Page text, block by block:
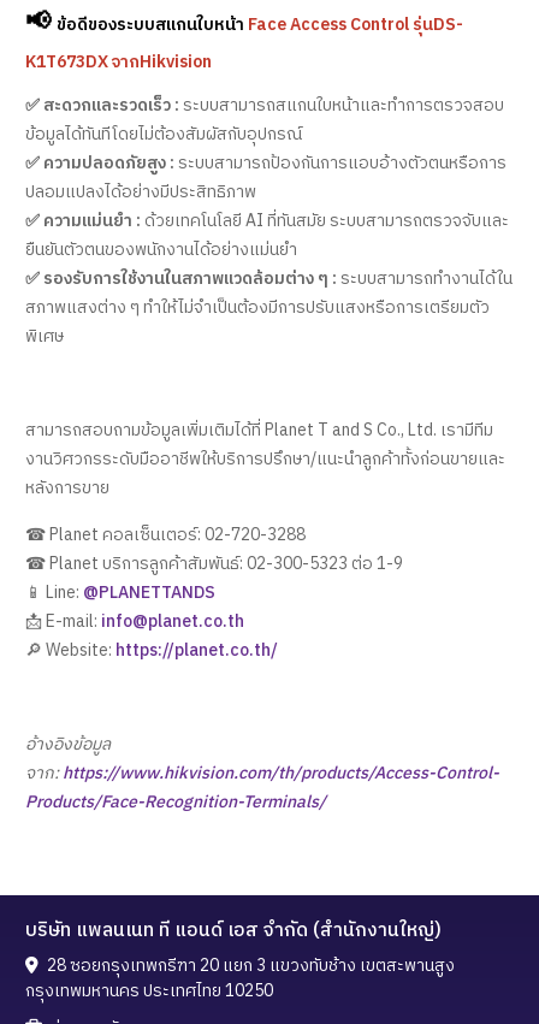
📢 ข้อดีของระบบสแกนใบหน้า Face Access Control รุ่นDS-
K1T673DX จากHikvision
✅ สะดวกและรวดเร็ว :ระบบสามารถสแกนใบหน้าและทำการตรวจสอบ
ข้อมูลได้ทันทีโดยไม่ต้องสัมผัสกับอุปกรณ์
✅ ความปลอดภัยสูง :ระบบสามารถป้องกันการแอบอ้างตัวตนหรือการ
ปลอมแปลงได้อย่างมีประสิทธิภาพ
✅ ความแม่นยำ : ด้วยเทคโนโลยี AI ที่ทันสมัย ระบบสามารถตรวจจับและ
ยืนยันตัวตนของพนักงานได้อย่างแม่นยำ
✅ รองรับการใช้งานในสภาพแวดล้อมต่าง ๆ :ระบบสามารถทำงานได้ใน
สภาพแสงต่าง ๆ ทำให้ไม่จำเป็นต้องมีการปรับแสงหรือการเตรียมตัว
พิเศษ
สามารถสอบถามข้อมูลเพิ่มเติมได้ที่ Planet T and S Co., Ltd. เรามีทีม
งานวิศวกรระดับมืออาชีพให้บริการปรึกษา/แนะนำลูกค้าทั้งก่อนขายและ
หลังการขาย
☎ Planet คอลเซ็นเตอร์: 02-720-3288
☎ Planet บริการลูกค้าสัมพันธ์: 02-300-5323 ต่อ 1-9
📱 Line: @PLANETTANDS
📩 E-mail: info@planet.co.th
🔎 Website: https://planet.co.th/
อ้างอิงข้อมูล
จาก:https://www.hikvision.com/th/products/Access-Control-
Products/Face-Recognition-Terminals/
บริษัท แพลนเนท ที แอนด์ เอส จำกัด (สำนักงานใหญ่)
28 ซอยกรุงเทพกรีฑา 20 แยก 3 แขวงทับช้าง เขตสะพานสูง
กรุงเทพมหานคร ประเทศไทย 10250